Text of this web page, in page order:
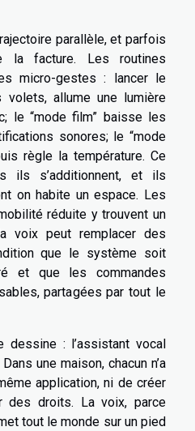
parallèle, et parfois
la facture. Les routines
micro-gestes : lancer le
volets, allume une lumière
le “mode film” baisse les
sonores; le “mode
règle la température. Ce
ils s’additionnent, et ils
on habite un espace. Les
réduite y trouvent un
voix peut remplacer des
que le système soit
et que les commandes
partagées par tout le
dessine : l’assistant vocal
une maison, chacun n’a
application, ni de créer
des droits. La voix, parce
tout le monde sur un pied